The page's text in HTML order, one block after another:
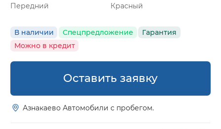
Передний
Красный
В наличии Спецпредложение
Гарантия
Можно в кредит
Оставить заявку
Азнакаево Автомобили с пробегом.